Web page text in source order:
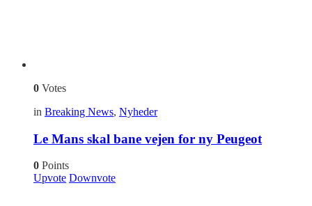
0 Votes
in Breaking News, Nyheder
Le Mans skal bane vejen for ny Peugeot
0 Points
Upvote Downvote